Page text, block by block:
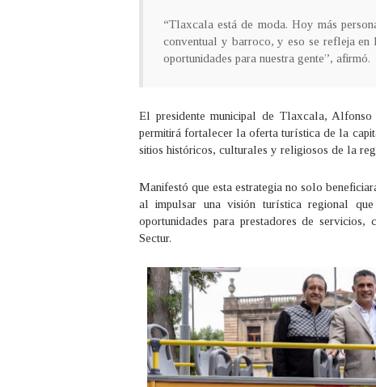
“Tlaxcala está de moda. Hoy más
conventual y barroco, y eso se refleja en
oportunidades para nuestra gente”, afirmó.
El presidente municipal de Tlaxcala,
permitirá fortalecer la oferta turística de la
sitios históricos, culturales y religiosos de la
Manifestó que esta estrategia no solo
al impulsar una visión turística regional
oportunidades para prestadores de
Sectur.